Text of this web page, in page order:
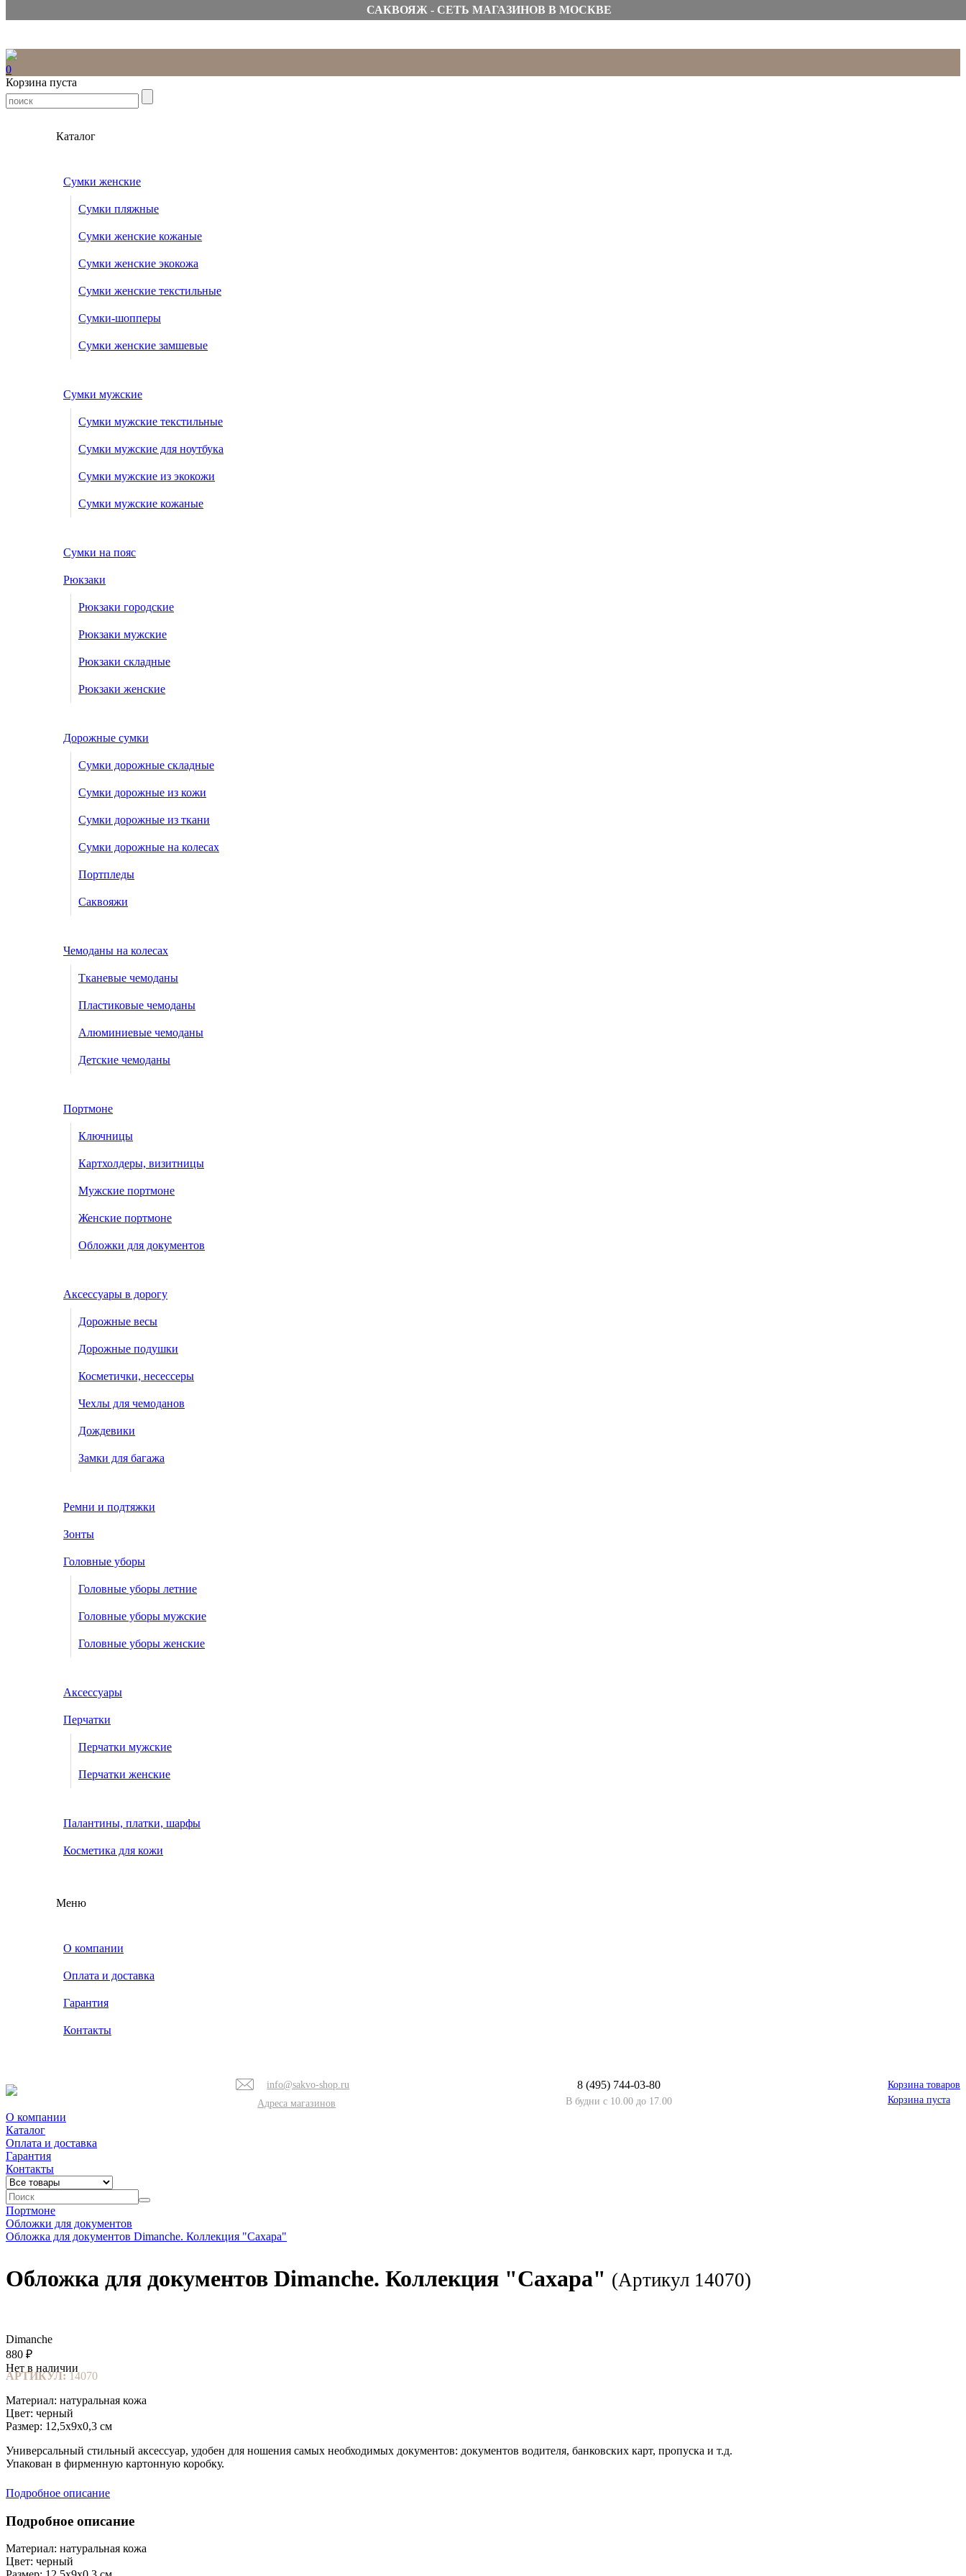
САКВОЯЖ - СЕТЬ МАГАЗИНОВ В МОСКВЕ
0
Корзина пуста
Каталог
Сумки женские
Сумки пляжные
Сумки женские кожаные
Сумки женские экокожа
Сумки женские текстильные
Сумки-шопперы
Сумки женские замшевые
Сумки мужские
Сумки мужские текстильные
Сумки мужские для ноутбука
Сумки мужские из экокожи
Сумки мужские кожаные
Сумки на пояс
Рюкзаки
Рюкзаки городские
Рюкзаки мужские
Рюкзаки складные
Рюкзаки женские
Дорожные сумки
Сумки дорожные складные
Сумки дорожные из кожи
Сумки дорожные из ткани
Сумки дорожные на колесах
Портпледы
Саквояжи
Чемоданы на колесах
Тканевые чемоданы
Пластиковые чемоданы
Алюминиевые чемоданы
Детские чемоданы
Портмоне
Ключницы
Картхолдеры, визитницы
Мужские портмоне
Женские портмоне
Обложки для документов
Аксессуары в дорогу
Дорожные весы
Дорожные подушки
Косметички, несессеры
Чехлы для чемоданов
Дождевики
Замки для багажа
Ремни и подтяжки
Зонты
Головные уборы
Головные уборы летние
Головные уборы мужские
Головные уборы женские
Аксессуары
Перчатки
Перчатки мужские
Перчатки женские
Палантины, платки, шарфы
Косметика для кожи
Меню
О компании
Оплата и доставка
Гарантия
Контакты
info@sakvo-shop.ru
Адреса магазинов
8 (495) 744-03-80
В будни с 10.00 до 17.00
Корзина товаров
Корзина пуста
О компании
Каталог
Оплата и доставка
Гарантия
Контакты
Портмоне
Обложки для документов
Обложка для документов Dimanche. Коллекция "Сахара"
Обложка для документов Dimanche. Коллекция "Сахара" (Артикул 14070)
Dimanche
880 ₽
Нет в наличии
АРТИКУЛ:14070
Материал: натуральная кожа
Цвет: черный
Размер: 12,5х9х0,3 см
Универсальный стильный аксессуар, удобен для ношения самых необходимых документов: документов водителя, банковских карт, пропуска и т.д.
Упакован в фирменную картонную коробку.
Подробное описание
Подробное описание
Материал: натуральная кожа
Цвет: черный